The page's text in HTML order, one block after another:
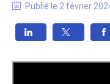
Publié le 2 février